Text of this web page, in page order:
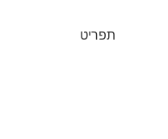
תפריט